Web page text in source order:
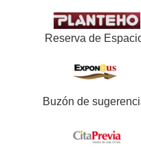
Reserva de
Buzón de